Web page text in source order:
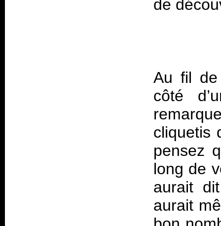
Au fil de
côté
cliquetis
pensez
long de
aurait
aurait